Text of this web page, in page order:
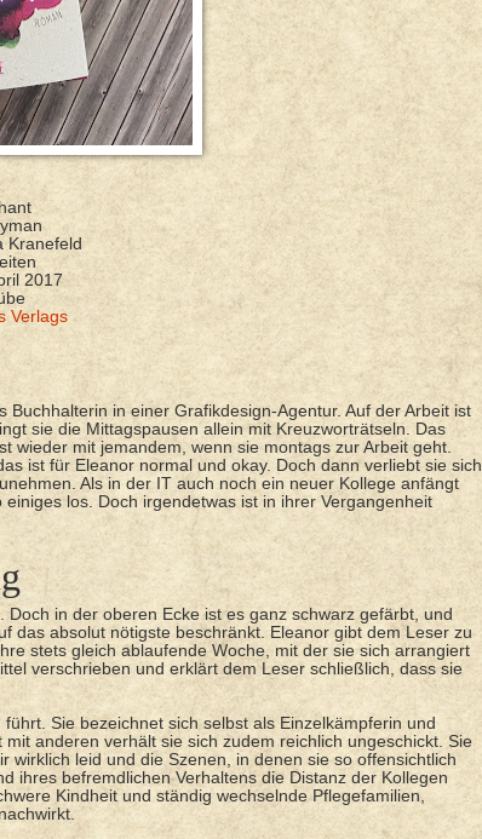
Kranefeld
2017
Verlags
in einer Grafikdesign-Agentur. Auf der Arbeit ist
sie die Mittagspausen allein mit Kreuzworträtseln. Das
wieder mit jemandem, wenn sie montags zur Arbeit geht.
ist für Eleanor normal und okay. Doch dann verliebt sie sich
Als in der IT auch noch ein neuer Kollege anfängt
los. Doch irgendetwas ist in ihrer Vergangenheit
in der oberen Ecke ist es ganz schwarz gefärbt, und
das absolut nötigste beschränkt. Eleanor gibt dem Leser zu
stets gleich ablaufende Woche, mit der sie sich arrangiert
verschrieben und erklärt dem Leser schließlich, dass sie
Sie bezeichnet sich selbst als Einzelkämpferin und
anderen verhält sie sich zudem reichlich ungeschickt. Sie
leid und die Szenen, in denen sie so offensichtlich
ihres befremdlichen Verhaltens die Distanz der Kollegen
Kindheit und ständig wechselnde Pflegefamilien,